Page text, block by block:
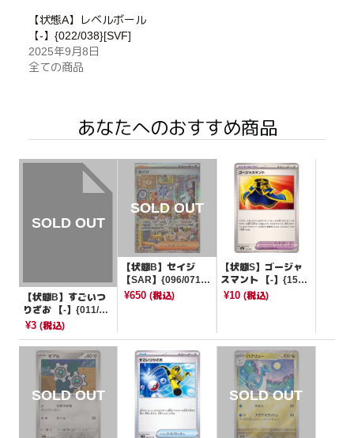
【状態A】レベルボール
【-】{022/038}[SVF]
2025年9月8日
全ての商品
あなたへのおすすめ商品
【状態B】すごいつ
りざお 【-】{011/02
1}[SVJL]
¥3 (税込)
【状態B】セイジ
【SAR】{096/071}
[SV5M]
¥650(税込)
【状態S】ゴージャ
スマント 【-】{155/
187}[SV8a]
¥10 (税込)